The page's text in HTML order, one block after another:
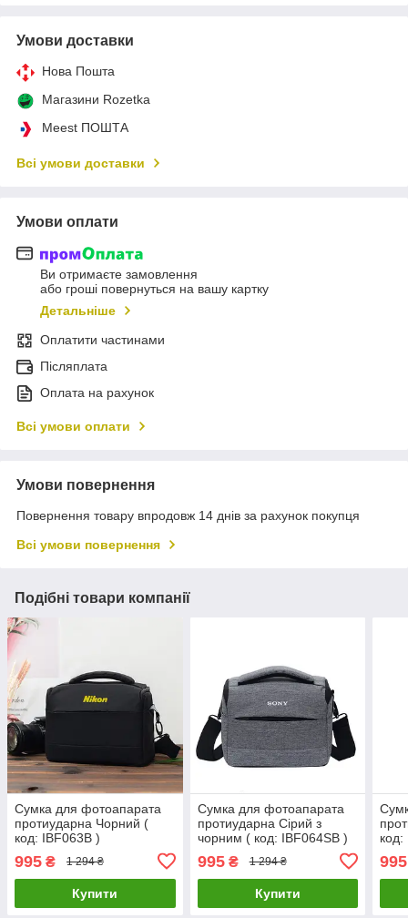
Умови доставки
Нова Пошта
Магазини Rozetka
Meest ПОШТА
Всі умови доставки
Умови оплати
Ви отримаєте замовлення
або гроші повернуться на вашу картку
Детальніше
Оплатити частинами
Післяплата
Оплата на рахунок
Всі умови оплати
Умови повернення
Повернення товару впродовж 14 днів за рахунок покупця
Всі умови повернення
Подібні товари компанії
Сумка для фотоапарата
протиударна Чорний (
код: IBF063B )
995 ₴ 1 294 ₴
Купити
Сумка для фотоапарата
протиударна Сірий з
чорним ( код: IBF064SB )
995₴ 1 294 ₴
Купити
код:
995